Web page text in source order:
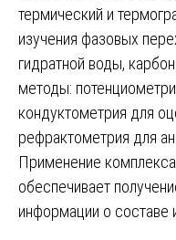
термический и
изучения фазовых
гидратной воды,
методы:
кондуктометрия для
рефрактометрия для
Применение
обеспечивает
информации о составе